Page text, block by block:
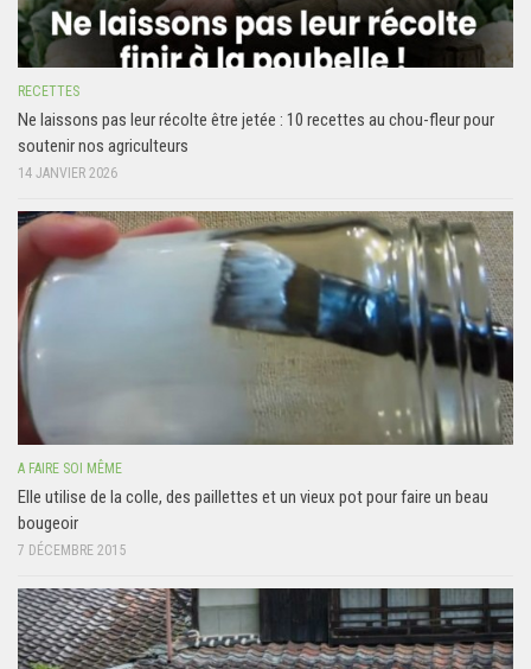
RECETTES
Ne laissons pas leur récolte être jetée : 10 recettes au chou-fleur pour
soutenir nos agriculteurs
14 JANVIER 2026
A FAIRE SOI MÊME
Elle utilise de la colle, des paillettes et un vieux pot pour faire un beau
bougeoir
7 DÉCEMBRE 2015